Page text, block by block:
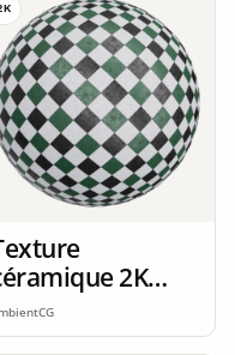
2K